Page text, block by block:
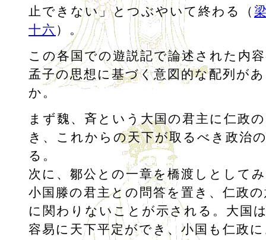
止できない」とつぶやいて終わる（
十六 ）。
この各国での遊説記で論述された内
孟子の思想に基づく意図的な配列が
か。
まず魏、斉という大国の君主に仁政
き、これからの天下が取るべき政治
る。
次に、鄒公との一章を橋渡しとして
小国滕の君主との問答を置き、仁政
に関わりないことが示される。大国
容易に天下平定ができ、小国も仁政